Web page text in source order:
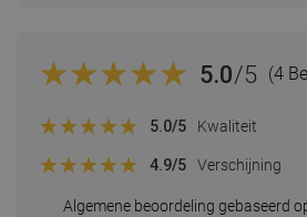
5.0/5 (4
Algemene beoordeling gebaseerd
5.0/5 Kwaliteit
4.9/5 Verschijning